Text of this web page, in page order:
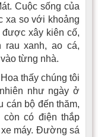
Cuộc sống của
xa so với khoảng
xây kiên cố,
rau xanh, ao cá,
từng nhà.
thấy chúng tôi
như ngày ở
cán bộ đến thăm,
có điện thắp
máy. Ðường sá